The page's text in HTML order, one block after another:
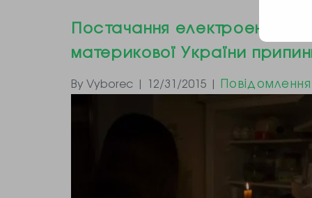
Постачання
материкової України
By Vyborec | 12/31/2015 | Повідомлення